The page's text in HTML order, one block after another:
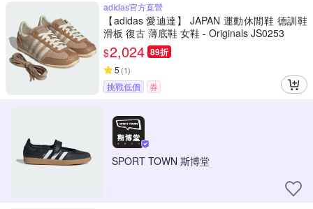
adidas官方直營
【adidas 愛迪達】 JAPAN 運動休閒鞋 德訓鞋
滑板 復古 薄底鞋 女鞋 - Originals JS0253
$2,024 89折
5 (1)
挑戰低價 券
SPORT TOWN 斯博堂